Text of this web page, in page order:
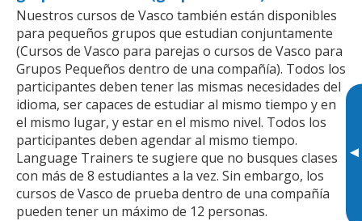
▸
Nuestros cursos de Vasco también están disponibles
para pequeños grupos que estudian conjuntamente
(Cursos de Vasco para parejas o cursos de Vasco para
Grupos Pequeños dentro de una compañía). Todos los
participantes deben tener las mismas necesidades del
idioma, ser capaces de estudiar al mismo tiempo y en
el mismo lugar, y estar en el mismo nivel. Todos los
participantes deben agendar al mismo tiempo.
Language Trainers te sugiere que no busques clases
con más de 8 estudiantes a la vez. Sin embargo, los
cursos de Vasco de prueba dentro de una compañía
pueden tener un máximo de 12 personas.